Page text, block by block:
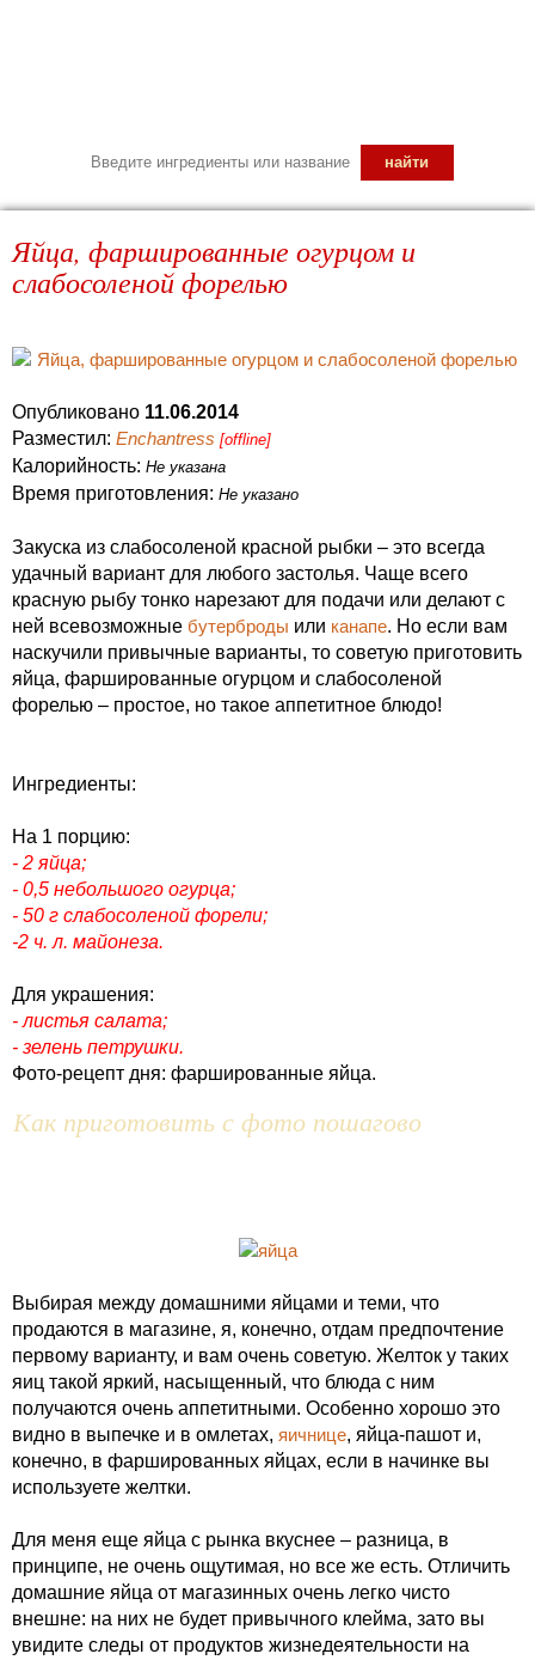
Яйца, фаршированные огурцом и
слабосоленой форелью
Опубликовано 11.06.2014
Разместил: Enchantress [offline]
Калорийность: Не указана
Время приготовления: Не указано
Закуска из слабосоленой красной рыбки – это всегда
удачный вариант для любого застолья. Чаще всего
красную рыбу тонко нарезают для подачи или делают с
ней всевозможные бутерброды или канапе. Но если вам
наскучили привычные варианты, то советую приготовить
яйца, фаршированные огурцом и слабосоленой
форелью – простое, но такое аппетитное блюдо!
Ингредиенты:
На 1 порцию:
- 2 яйца;
- 0,5 небольшого огурца;
- 50 г слабосоленой форели;
-2 ч. л. майонеза.
Для украшения:
- листья салата;
- зелень петрушки.
Фото-рецепт дня: фаршированные яйца.
Как приготовить с фото пошагово
Выбирая между домашними яйцами и теми, что
продаются в магазине, я, конечно, отдам предпочтение
первому варианту, и вам очень советую. Желток у таких
яиц такой яркий, насыщенный, что блюда с ним
получаются очень аппетитными. Особенно хорошо это
видно в выпечке и в омлетах, яичнице, яйца-пашот и,
конечно, в фаршированных яйцах, если в начинке вы
используете желтки.
Для меня еще яйца с рынка вкуснее – разница, в
принципе, не очень ощутимая, но все же есть. Отличить
домашние яйца от магазинных очень легко чисто
внешне: на них не будет привычного клейма, зато вы
увидите следы от продуктов жизнедеятельности на